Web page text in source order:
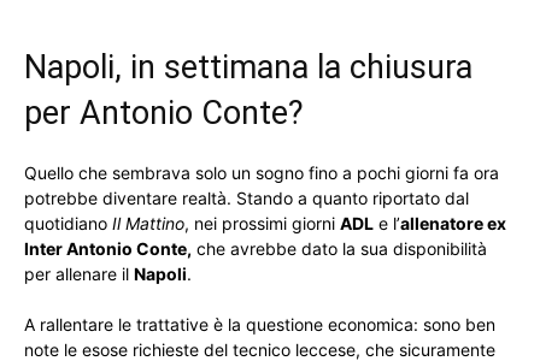
Napoli, in settimana la chiusura
per Antonio Conte?
Quello che sembrava solo un sogno fino a pochi giorni fa ora
potrebbe diventare realtà. Stando a quanto riportato dal
quotidiano Il Mattino, nei prossimi giorni ADL e l’allenatore ex
Inter Antonio Conte, che avrebbe dato la sua disponibilità
per allenare il Napoli.
A rallentare le trattative è la questione economica: sono ben
note le esose richieste del tecnico leccese, che sicuramente